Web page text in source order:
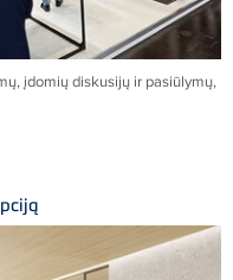
įdomių diskusijų ir pasiūlymų,